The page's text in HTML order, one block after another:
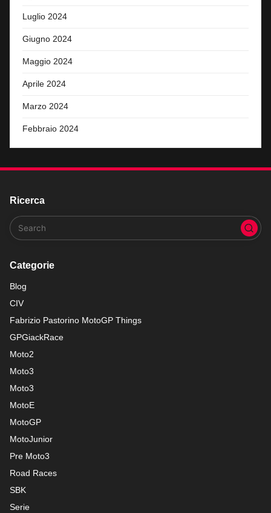
Luglio 2024
Giugno 2024
Maggio 2024
Aprile 2024
Marzo 2024
Febbraio 2024
Ricerca
Categorie
Blog
CIV
Fabrizio Pastorino MotoGP Things
GPGiackRace
Moto2
Moto3
Moto3
MotoE
MotoGP
MotoJunior
Pre Moto3
Road Races
SBK
Serie